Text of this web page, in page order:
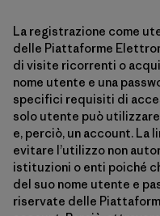
La registrazione come
delle Piattaforme
di visite ricorrenti o
nome utente e una
specifici requisiti di
solo utente può
e, perciò, un account. La
evitare l’utilizzo non
istituzioni o enti poiché
del suo nome utente e
riservate delle